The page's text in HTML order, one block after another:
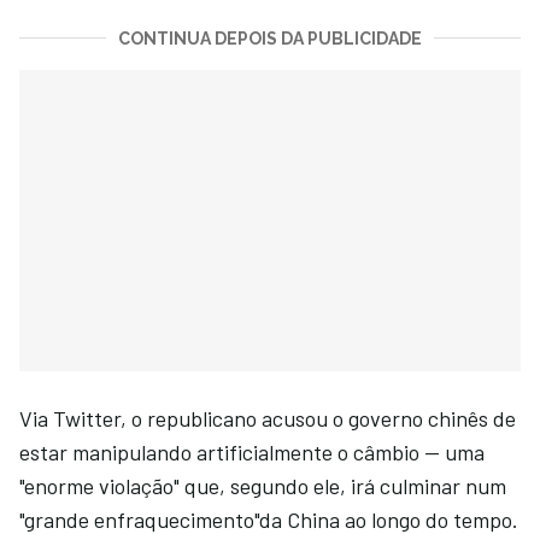
CONTINUA DEPOIS DA PUBLICIDADE
Via Twitter, o republicano acusou o governo chinês de
estar manipulando artificialmente o câmbio — uma
"enorme violação" que, segundo ele, irá culminar num
"grande enfraquecimento"da China ao longo do tempo.